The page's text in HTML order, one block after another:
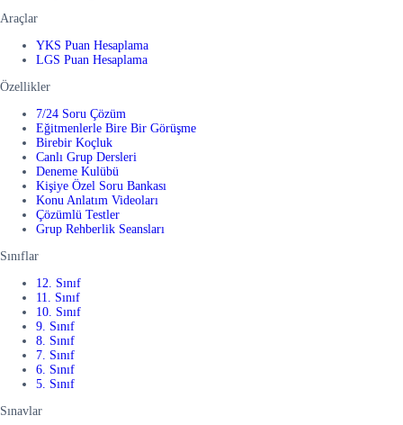
Araçlar
YKS Puan Hesaplama
LGS Puan Hesaplama
Özellikler
7/24 Soru Çözüm
Eğitmenlerle Bire Bir Görüşme
Birebir Koçluk
Canlı Grup Dersleri
Deneme Kulübü
Kişiye Özel Soru Bankası
Konu Anlatım Videoları
Çözümlü Testler
Grup Rehberlik Seansları
Sınıflar
12. Sınıf
11. Sınıf
10. Sınıf
9. Sınıf
8. Sınıf
7. Sınıf
6. Sınıf
5. Sınıf
Sınavlar